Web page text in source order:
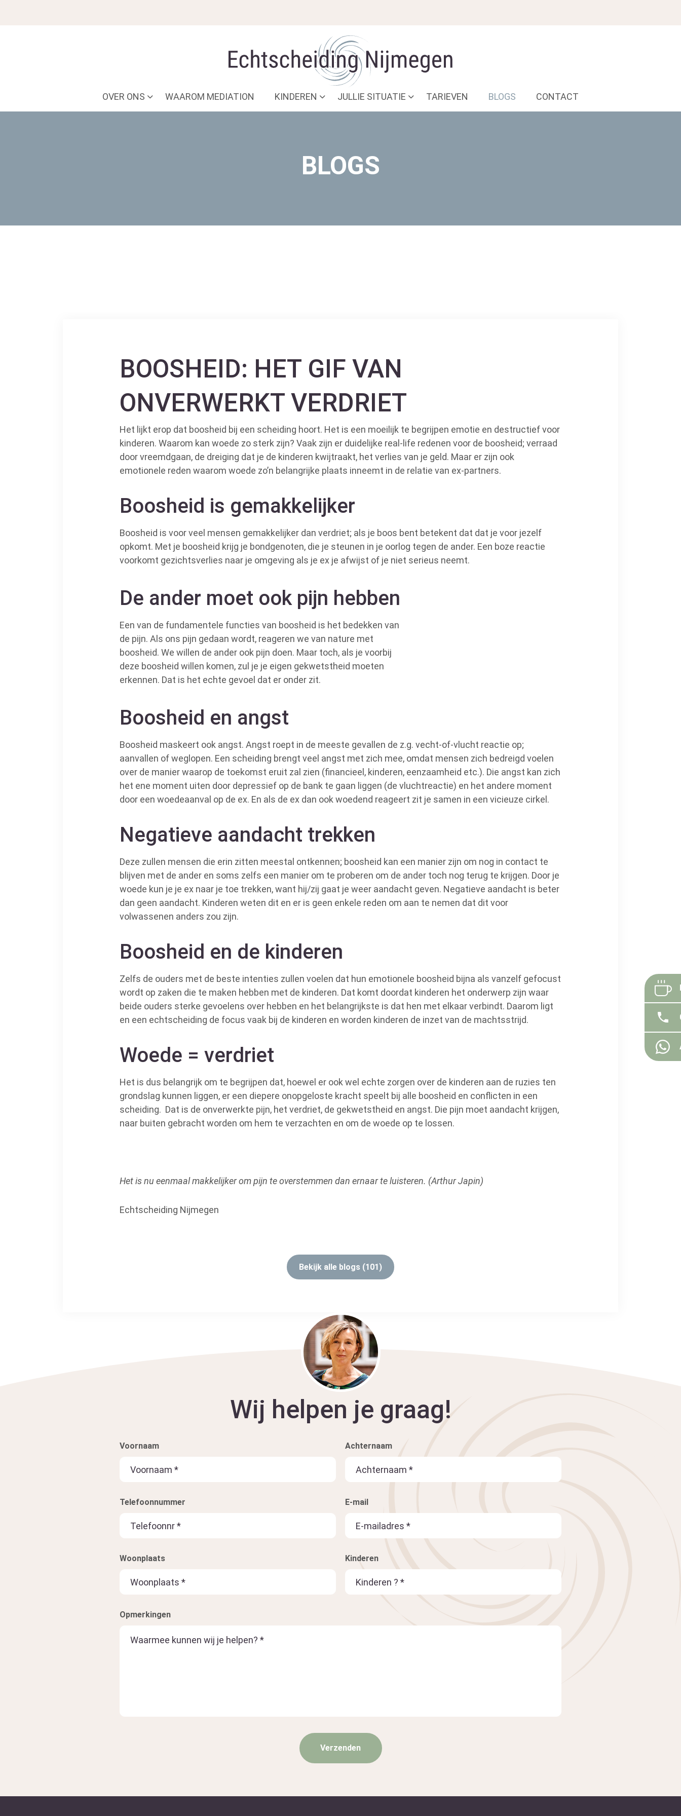
OVER ONS WAAROM MEDIATION KINDEREN JULLIE SITUATIE TARIEVEN BLOGS CONTACT
BLOGS
BOOSHEID: HET GIF VAN
ONVERWERKT VERDRIET
Het lijkt erop dat boosheid bij een scheiding hoort. Het is een moeilijk te begrijpen emotie en destructief voor
kinderen. Waarom kan woede zo sterk zijn? Vaak zijn er duidelijke real-life redenen voor de boosheid; verraad
door vreemdgaan, de dreiging dat je de kinderen kwijtraakt, het verlies van je geld. Maar er zijn ook
emotionele reden waarom woede zo’n belangrijke plaats inneemt in de relatie van ex-partners.
Boosheid is gemakkelijker
Boosheid is voor veel mensen gemakkelijker dan verdriet; als je boos bent betekent dat dat je voor jezelf
opkomt. Met je boosheid krijg je bondgenoten, die je steunen in je oorlog tegen de ander. Een boze reactie
voorkomt gezichtsverlies naar je omgeving als je ex je afwijst of je niet serieus neemt.
De ander moet ook pijn hebben
Een van de fundamentele functies van boosheid is het bedekken van
de pijn. Als ons pijn gedaan wordt, reageren we van nature met
boosheid. We willen de ander ook pijn doen. Maar toch, als je voorbij
deze boosheid willen komen, zul je je eigen gekwetstheid moeten
erkennen. Dat is het echte gevoel dat er onder zit.
Boosheid en angst
Boosheid maskeert ook angst. Angst roept in de meeste gevallen de z.g. vecht-of-vlucht reactie op;
aanvallen of weglopen. Een scheiding brengt veel angst met zich mee, omdat mensen zich bedreigd voelen
over de manier waarop de toekomst eruit zal zien (financieel, kinderen, eenzaamheid etc.). Die angst kan zich
het ene moment uiten door depressief op de bank te gaan liggen (de vluchtreactie) en het andere moment
door een woedeaanval op de ex. En als de ex dan ook woedend reageert zit je samen in een vicieuze cirkel.
Negatieve aandacht trekken
Deze zullen mensen die erin zitten meestal ontkennen; boosheid kan een manier zijn om nog in contact te
blijven met de ander en soms zelfs een manier om te proberen om de ander toch nog terug te krijgen. Door je
woede kun je je ex naar je toe trekken, want hij/zij gaat je weer aandacht geven. Negatieve aandacht is beter
dan geen aandacht. Kinderen weten dit en er is geen enkele reden om aan te nemen dat dit voor
volwassenen anders zou zijn.
Boosheid en de kinderen
Zelfs de ouders met de beste intenties zullen voelen dat hun emotionele boosheid bijna als vanzelf gefocust
wordt op zaken die te maken hebben met de kinderen. Dat komt doordat kinderen het onderwerp zijn waar
beide ouders sterke gevoelens over hebben en het belangrijkste is dat hen met elkaar verbindt. Daarom ligt
en een echtscheiding de focus vaak bij de kinderen en worden kinderen de inzet van de machtsstrijd.
Woede = verdriet
Het is dus belangrijk om te begrijpen dat, hoewel er ook wel echte zorgen over de kinderen aan de ruzies ten
grondslag kunnen liggen, er een diepere onopgeloste kracht speelt bij alle boosheid en conflicten in een
scheiding. Dat is de onverwerkte pijn, het verdriet, de gekwetstheid en angst. Die pijn moet aandacht krijgen,
naar buiten gebracht worden om hem te verzachten en om de woede op te lossen.
Het is nu eenmaal makkelijker om pijn te overstemmen dan ernaar te luisteren. (Arthur Japin)
Echtscheiding Nijmegen
Bekijk alle blogs (101)
Wij helpen je graag!
Voornaam Achternaam
Telefoonnummer E-mail
Woonplaats Kinderen
Opmerkingen